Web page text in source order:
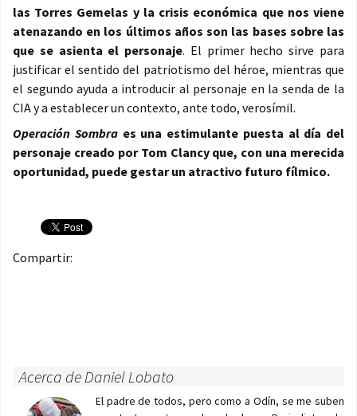
las Torres Gemelas y la crisis económica que nos viene
atenazando en los últimos años son las bases sobre las
que se asienta el personaje. El primer hecho sirve para
justificar el sentido del patriotismo del héroe, mientras que
el segundo ayuda a introducir al personaje en la senda de la
CIA y a establecer un contexto, ante todo, verosímil.
Operación Sombraes una estimulante puesta al día del
personaje creado por Tom Clancy que, con una merecida
oportunidad, puede gestar un atractivo futuro fílmico.
Compartir:
Acerca de Daniel Lobato
El padre de todos, pero como a Odín, se me suben